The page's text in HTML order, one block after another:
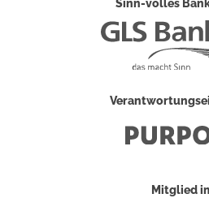
Sinn-volles
Mitglied